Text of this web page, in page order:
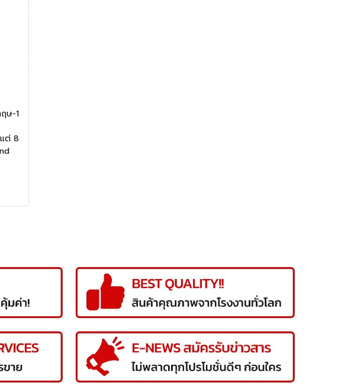
ฤษ-1
ต่ 8